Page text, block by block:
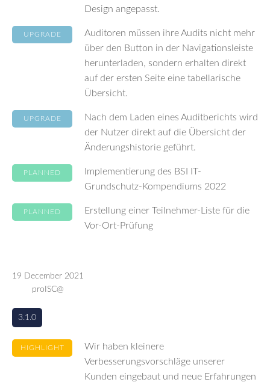
Design angepasst.
UPGRADE
Auditoren müssen ihre Audits nicht mehr
über den Button in der Navigationsleiste
herunterladen, sondern erhalten direkt
auf der ersten Seite eine tabellarische
Übersicht.
UPGRADE
Nach dem Laden eines Auditberichts wird
der Nutzer direkt auf die Übersicht der
Änderungshistorie geführt.
PLANNED
Implementierung des BSI IT-
Grundschutz-Kompendiums 2022
PLANNED
Erstellung einer Teilnehmer-Liste für die
Vor-Ort-Prüfung
19 December 2021
proISC@
3.1.0
HIGHLIGHT
Wir haben kleinere
Verbesserungsvorschläge unserer
Kunden eingebaut und neue Erfahrungen